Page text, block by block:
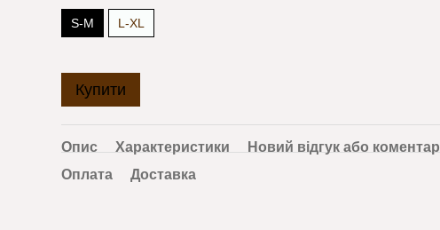
S-M L-XL
Купити
Опис Характеристики
Новий відгук або коментар
Оплата
Доставка